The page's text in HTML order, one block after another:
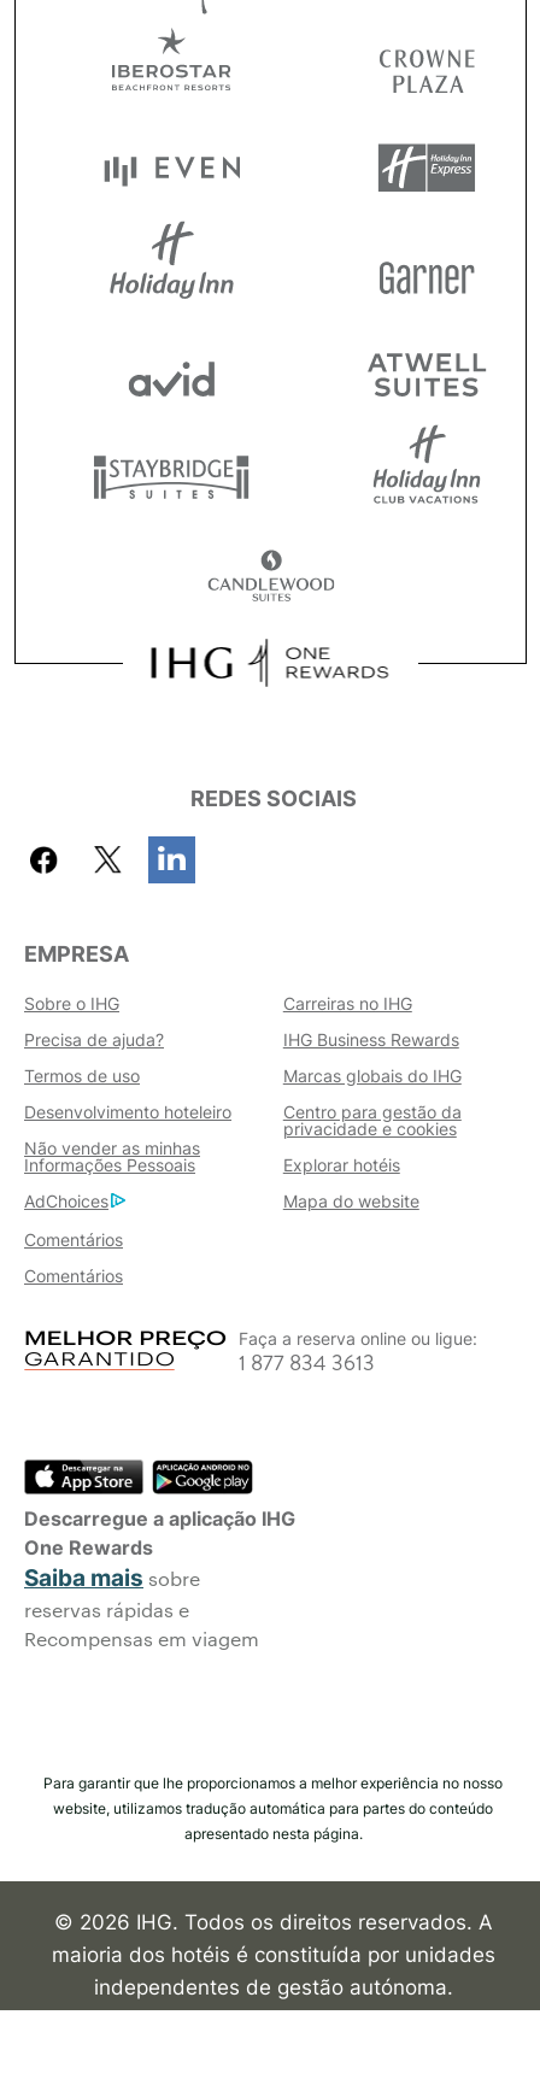
REDES SOCIAIS
EMPRESA
Sobre o IHG
Carreiras no IHG
Precisa de ajuda?
IHG Business Rewards
Termos de uso
Marcas globais do IHG
Desenvolvimento hoteleiro
Centro para gestão da
privacidade e cookies
Não vender as minhas
Informações Pessoais
Explorar hotéis
AdChoices
Mapa do website
Comentários
Comentários
Faça a reserva online ou ligue:
1 877 834 3613
Descarregue a aplicação IHG
One Rewards
Saiba mais sobre
reservas rápidas e
Recompensas em viagem
Para garantir que lhe proporcionamos a melhor experiência no nosso
website, utilizamos tradução automática para partes do conteúdo
apresentado nesta página.
© 2026 IHG. Todos os direitos reservados. A
maioria dos hotéis é constituída por unidades
independentes de gestão autónoma.